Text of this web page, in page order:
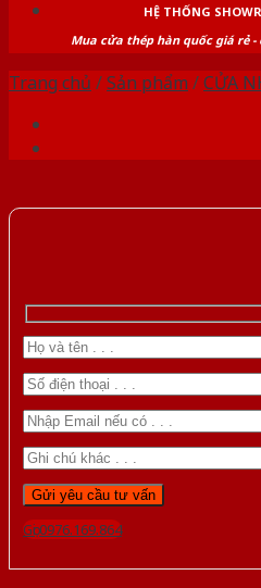
HỆ THỐNG
Mua cửa thép hàn quốc giá rẻ
Trang chủ /Sản phẩm /CỬA
Gọi 0976.169.864